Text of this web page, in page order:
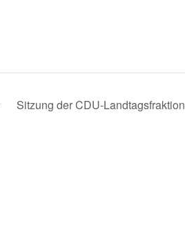
Sitzung der CDU-Landtagsfraktion